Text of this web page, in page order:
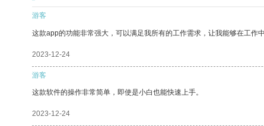
游客
这款app的功能非常强大，可以满足我所有的工作需求，让我能够在工作中
2023-12-24
游客
这款软件的操作非常简单，即使是小白也能快速上手。
2023-12-24